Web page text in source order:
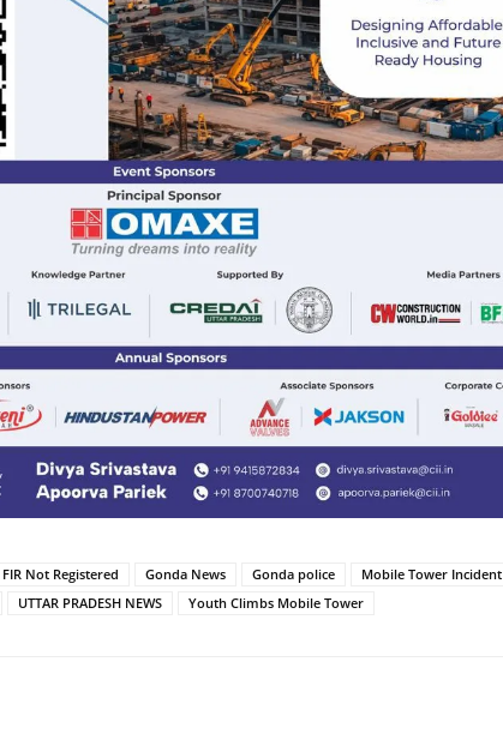
FIR Not Registered Gonda News Gonda police
Mobile Tower Incident
UTTAR PRADESH NEWS Youth Climbs Mobile Tower